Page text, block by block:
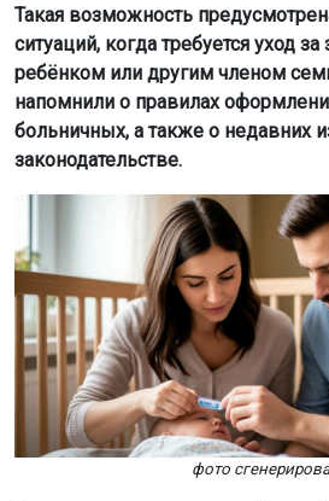
Такая возможность
ситуаций, когда требуется уход
ребёнком или другим членом
напомнили о правилах
больничных, а также о недавних
законодательстве.
фото